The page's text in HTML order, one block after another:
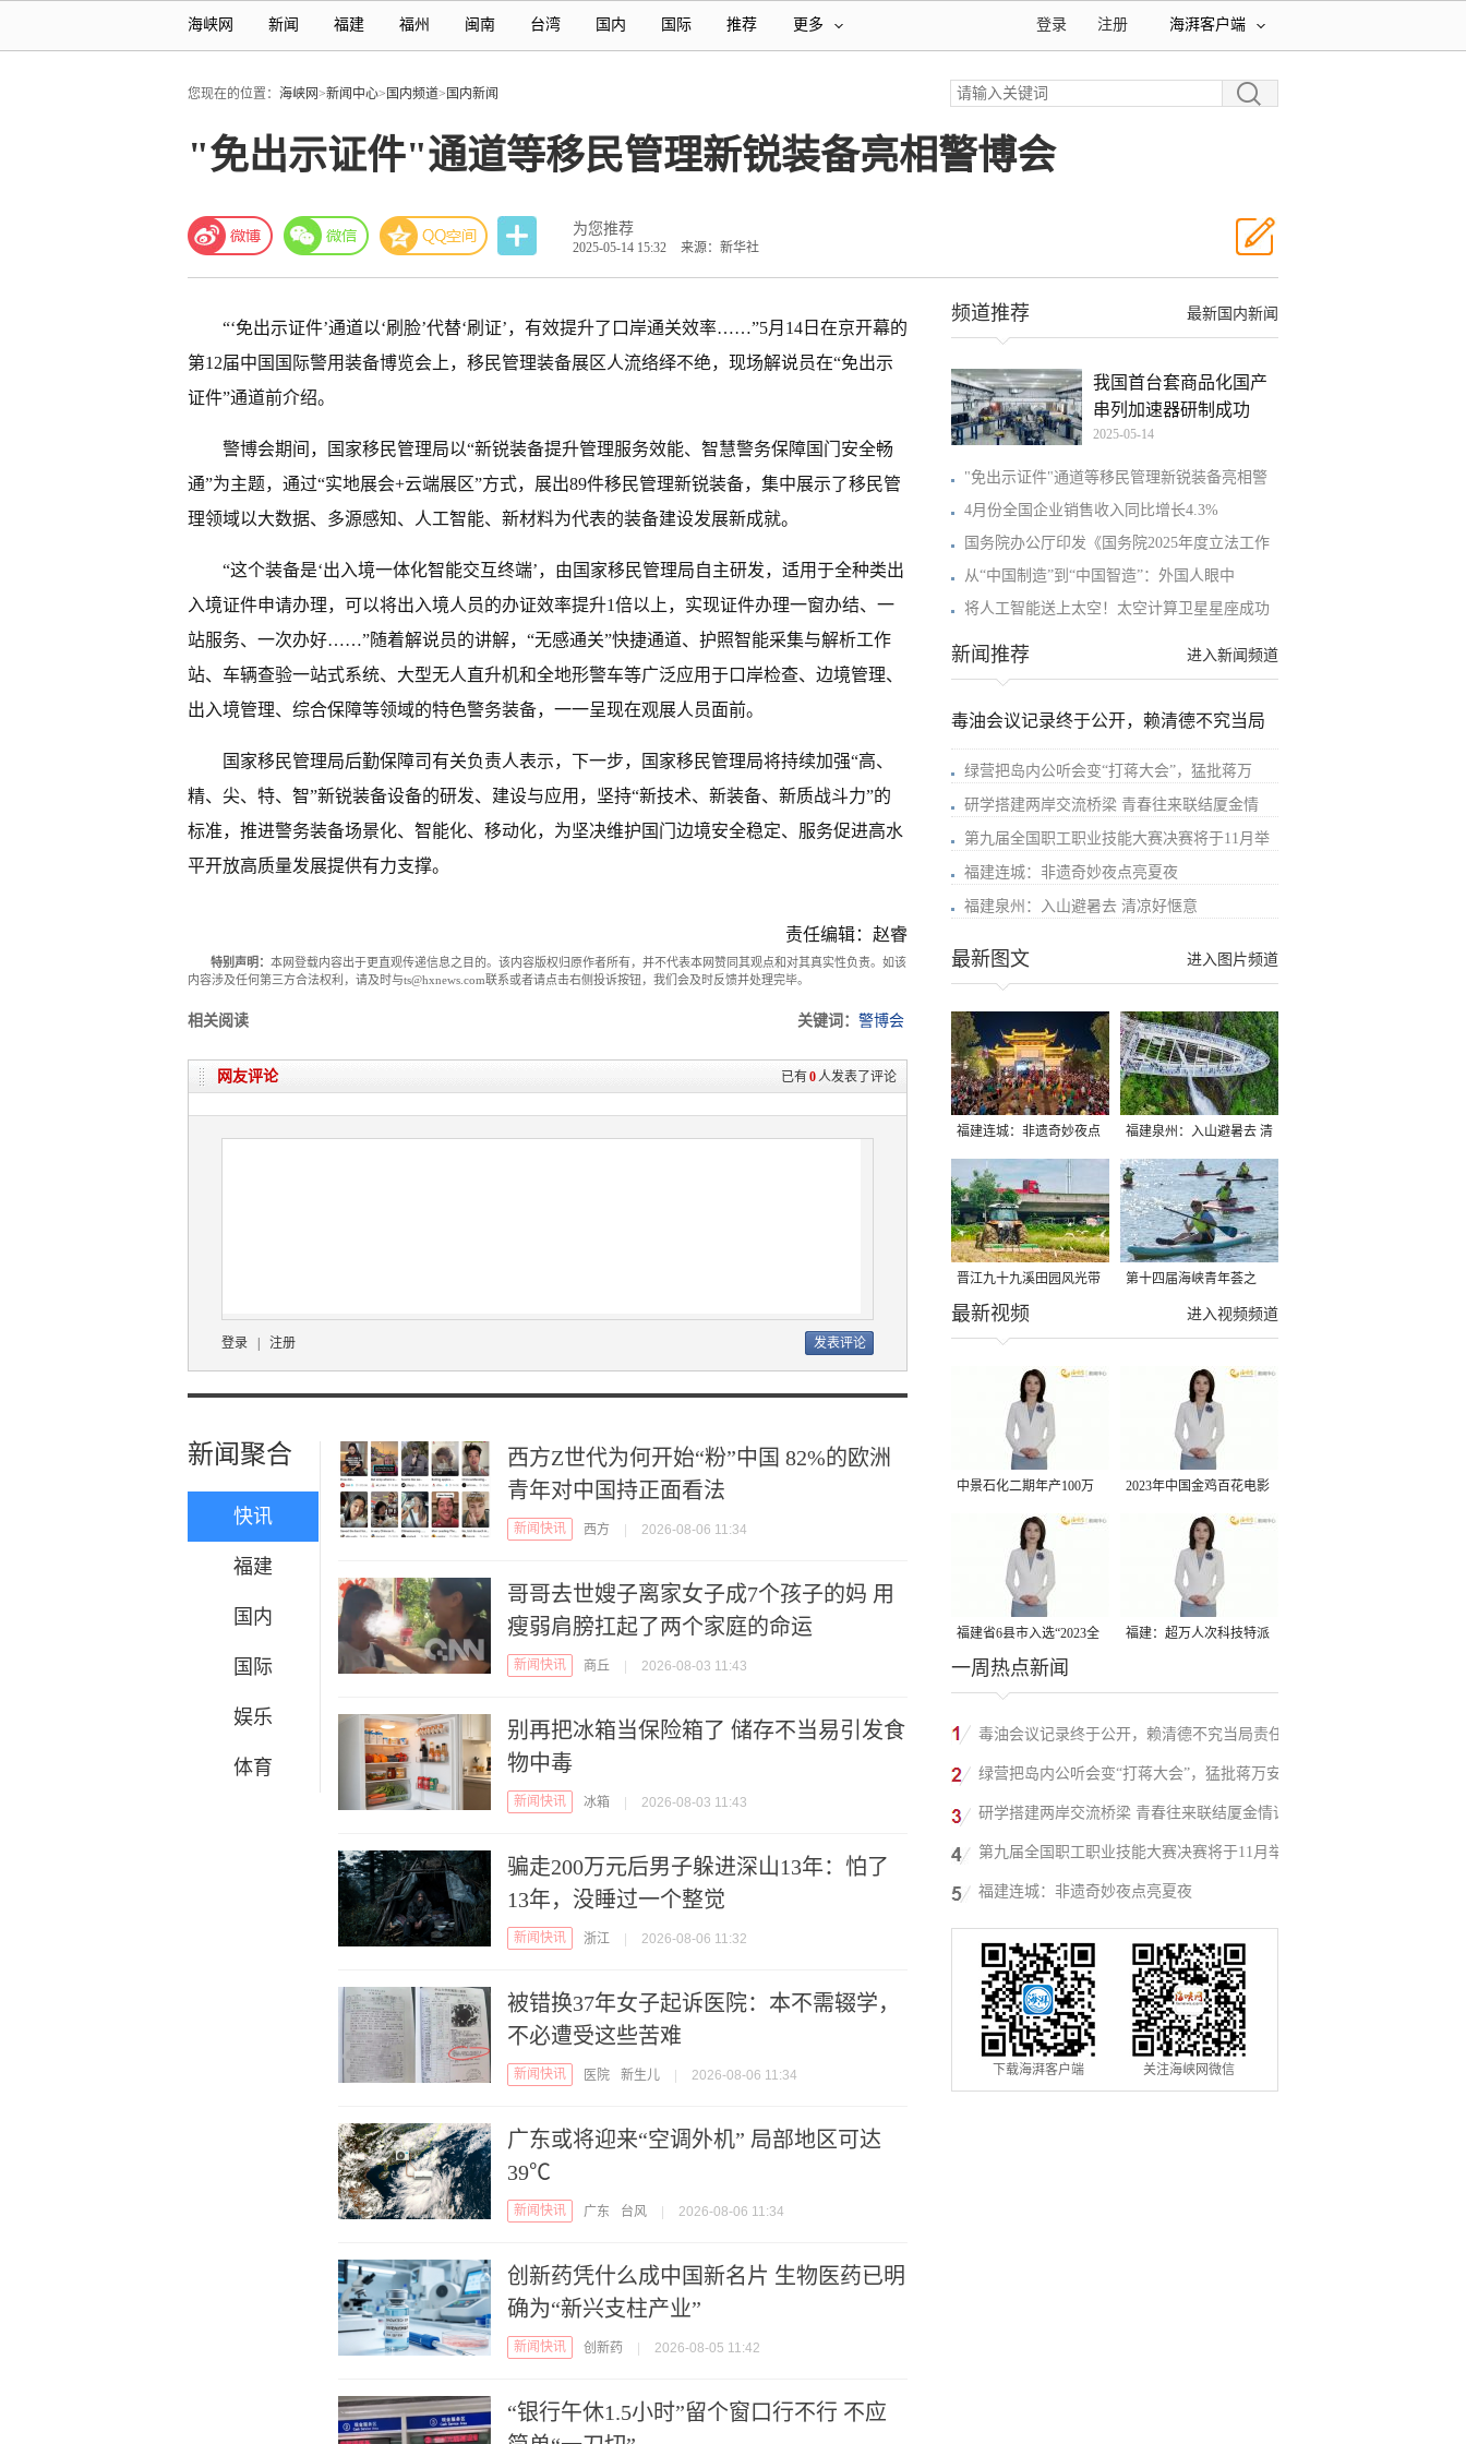
海峡网 新闻 福建 福州 闽南 台湾 国内 国际 推荐 更多 海湃客户端
注册
登录
您现在的位置： 海峡网>新闻中心> 国内频道> 国内新闻
"免出示证件"通道等移民管理新锐装备亮相警博会
为您推荐
2025-05-14 15:32 来源：新华社
“‘免出示证件’通道以‘刷脸’代替‘刷证’，有效提升了口岸通关效率……”5月14日在京开幕的
第12届中国国际警用装备博览会上，移民管理装备展区人流络绎不绝，现场解说员在“免出示
证件”通道前介绍。
警博会期间，国家移民管理局以“新锐装备提升管理服务效能、智慧警务保障国门安全畅
通”为主题，通过“实地展会+云端展区”方式，展出89件移民管理新锐装备，集中展示了移民管
理领域以大数据、多源感知、人工智能、新材料为代表的装备建设发展新成就。
“这个装备是‘出入境一体化智能交互终端’，由国家移民管理局自主研发，适用于全种类出
入境证件申请办理，可以将出入境人员的办证效率提升1倍以上，实现证件办理一窗办结、一
站服务、一次办好……”随着解说员的讲解，“无感通关”快捷通道、护照智能采集与解析工作
站、车辆查验一站式系统、大型无人直升机和全地形警车等广泛应用于口岸检查、边境管理、
出入境管理、综合保障等领域的特色警务装备，一一呈现在观展人员面前。
国家移民管理局后勤保障司有关负责人表示，下一步，国家移民管理局将持续加强“高、
精、尖、特、智”新锐装备设备的研发、建设与应用，坚持“新技术、新装备、新质战斗力”的
标准，推进警务装备场景化、智能化、移动化，为坚决维护国门边境安全稳定、服务促进高水
平开放高质量发展提供有力支撑。
责任编辑：赵睿
特别声明： 本网登载内容出于更直观传递信息之目的。该内容版权归原作者所有，并不代表本网赞同其观点和对其真实性负责。如该
内容涉及任何第三方合法权利，请及时与ts@hxnews.com联系或者请点击右侧投诉按钮，我们会及时反馈并处理完毕。
相关阅读 关键词： 警博会
已有0人发表了评论
网友评论
登录 注册
新闻聚合
快讯
福建
国内
国际
娱乐
体育
西方Z世代为何开始“粉”中国 82%的欧洲
青年对中国持正面看法
新闻快讯 西方 2026-08-06 11:34
哥哥去世嫂子离家女子成7个孩子的妈 用
瘦弱肩膀扛起了两个家庭的命运
新闻快讯 商丘 2026-08-03 11:43
别再把冰箱当保险箱了 储存不当易引发食
物中毒
新闻快讯 冰箱 2026-08-03 11:43
骗走200万元后男子躲进深山13年：怕了
13年，没睡过一个整觉
新闻快讯 浙江 2026-08-06 11:32
被错换37年女子起诉医院：本不需辍学，
不必遭受这些苦难
新闻快讯 医院 新生儿 2026-08-06 11:34
广东或将迎来“空调外机” 局部地区可达
39℃
新闻快讯 广东 台风 2026-08-06 11:34
创新药凭什么成中国新名片 生物医药已明
确为“新兴支柱产业”
新闻快讯 创新药 2026-08-05 11:42
“银行午休1.5小时”留个窗口行不行 不应
最新国内新闻
频道推荐
我国首台套商品化国产
串列加速器研制成功
2025-05-14
"免出示证件"通道等移民管理新锐装备亮相警
4月份全国企业销售收入同比增长4.3%
国务院办公厅印发《国务院2025年度立法工作
从“中国制造”到“中国智造”：外国人眼中
将人工智能送上太空！太空计算卫星星座成功
进入新闻频道
新闻推荐
毒油会议记录终于公开，赖清德不究当局
绿营把岛内公听会变“打蒋大会”，猛批蒋万
研学搭建两岸交流桥梁 青春往来联结厦金情
第九届全国职工职业技能大赛决赛将于11月举
福建连城：非遗奇妙夜点亮夏夜
福建泉州：入山避暑去 清凉好惬意
进入图片频道
最新图文
福建连城：非遗奇妙夜点
亮夏夜
福建泉州：入山避暑去 清
凉好惬意
晋江九十九溪田园风光带
千亩早稻迎来成熟收割季
第十四届海峡青年荟之
2026榕台青年大学生水上
进入视频频道
最新视频
中景石化二期年产100万
吨丙烷脱氢项目建成中交
2023年中国金鸡百花电影
节有福电影巡展31日启动
福建省6县市入选“2023全
国县域发展潜力百强县”
福建：超万人次科技特派
一周热点新闻
毒油会议记录终于公开，赖清德不究当局责任
反甩锅卢秀燕，蓝营点名责任官员要求撤职下
绿营把岛内公听会变“打蒋大会”，猛批蒋万安
废除监察机构主张，遭蓝营搬出蔡英文、赖清
研学搭建两岸交流桥梁 青春往来联结厦金情谊
第九届全国职工职业技能大赛决赛将于11月举
行
福建连城：非遗奇妙夜点亮夏夜
下载海湃客户端 关注海峡网微信